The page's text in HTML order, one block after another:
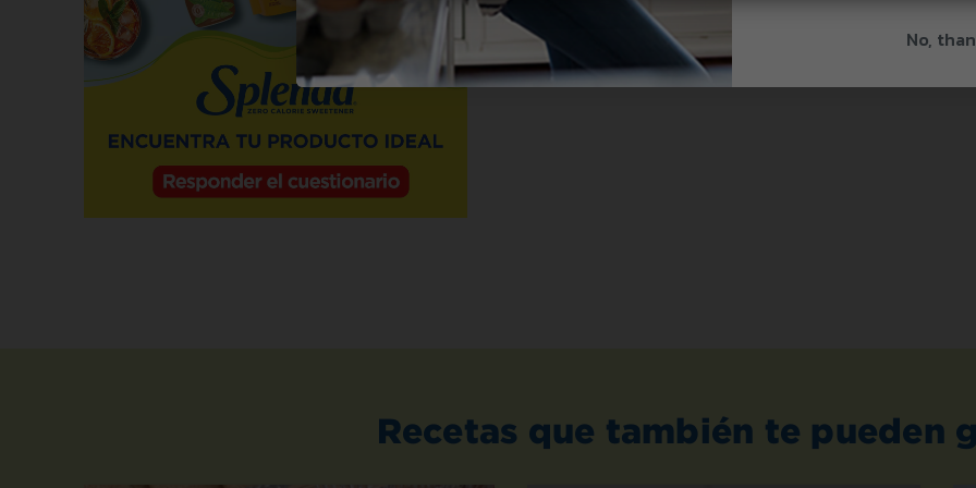
Recetas que también te pueden
No,